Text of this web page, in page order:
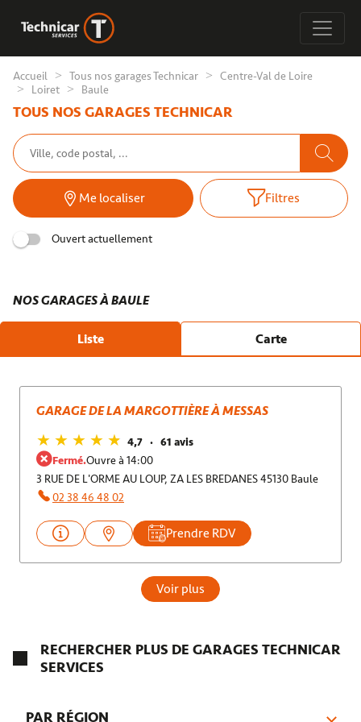
Accueil Tous nos garages Technicar
Centre-Val de Loire
Loiret
Baule
TOUS NOS GARAGES TECHNICAR
Me localiser Filtres
Ouvert actuellement
NOS GARAGES À BAULE
Liste Carte
GARAGE DE LA MARGOTTIÈRE À MESSAS
4,7
61 avis
Fermé.Ouvre à 14:00
3 RUE DE L'ORME AU LOUP, ZA LES BREDANES 45130 Baule
02 38 46 48 02
Prendre RDV
Voir plus
RECHERCHER PLUS DE GARAGES TECHNICAR
SERVICES
PAR RÉGION